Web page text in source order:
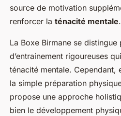
source de motivation
renforcer la ténacité mentale.
La Boxe Birmane se distingue
d’entrainement rigoureuses
ténacité mentale. Cependant,
la simple préparation
propose une approche
bien le développement